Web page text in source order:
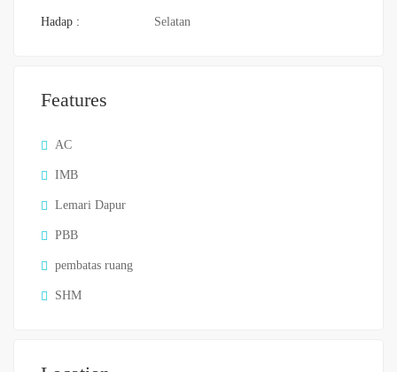
Hadap : Selatan
Features
AC
IMB
Lemari Dapur
PBB
pembatas ruang
SHM